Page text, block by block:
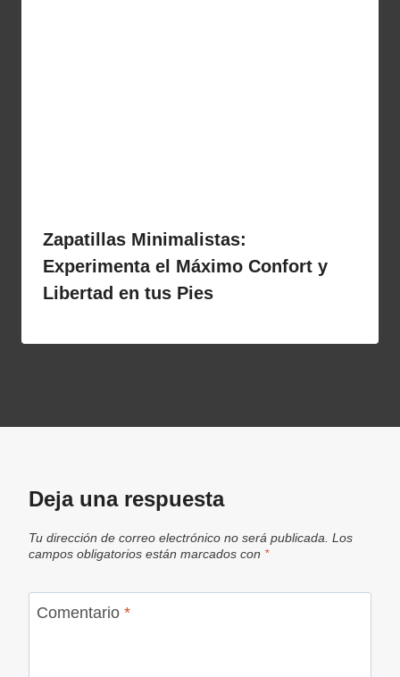
Zapatillas Minimalistas:
Experimenta el Máximo Confort y
Libertad en tus Pies
Deja una respuesta
Tu dirección de correo electrónico no será publicada. Los
campos obligatorios están marcados con *
Comentario *